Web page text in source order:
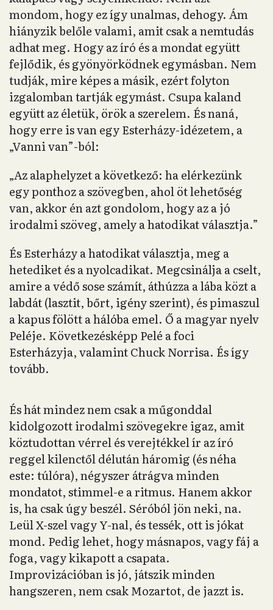
mondom, hogy ez így unalmas, dehogy. Ám
hiányzik belőle valami, amit csak a nemtudás
adhat meg. Hogy az író és a mondat együtt
fejlődik, és gyönyörködnek egymásban. Nem
tudják, mire képes a másik, ezért folyton
izgalomban tartják egymást. Csupa kaland
együtt az életük, örök a szerelem. És naná,
hogy erre is van egy Esterházy-idézetem, a
„Vanni van”-ból:
„Az alaphelyzet a következő: ha elérkezünk
egy ponthoz a szövegben, ahol öt lehetőség
van, akkor én azt gondolom, hogy az a jó
irodalmi szöveg, amely a hatodikat választja.”
És Esterházy a hatodikat választja, meg a
hetediket és a nyolcadikat. Megcsinálja a cselt,
amire a védő sose számít, áthúzza a lába közt a
labdát (lasztit, bőrt, igény szerint), és pimaszul
a kapus fölött a hálóba emel. Ő a magyar nyelv
Peléje. Következésképp Pelé a foci
Esterházyja, valamint Chuck Norrisa. És így
tovább.
És hát mindez nem csak a műgonddal
kidolgozott irodalmi szövegekre igaz, amit
köztudottan vérrel és verejtékkel ír az író
reggel kilenctől délután háromig (és néha
este: túlóra), négyszer átrágva minden
mondatot, stimmel-e a ritmus. Hanem akkor
is, ha csak úgy beszél. Séróból jön neki, na.
Leül X-szel vagy Y-nal, és tessék, ott is jókat
mond. Pedig lehet, hogy másnapos, vagy fáj a
foga, vagy kikapott a csapata.
Improvizációban is jó, játszik minden
hangszeren, nem csak Mozartot, de jazzt is.